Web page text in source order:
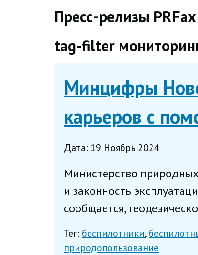
Пресс-релизы PRFax
tag-filter
Минцифры
карьеров с
Дата: 19 Ноябрь 2024
Министерство
и законность
сообщается,
Тег: беспилотники
природопользование